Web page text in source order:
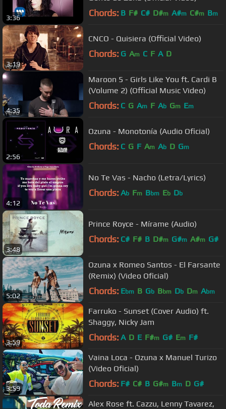
3:36 Chords: B F# C# D#m A#m C#m Bm
3:19
CNCO - Quisiera (Official Video)
Chords: G Am C F A D
4:35
Maroon 5 - Girls Like You ft. Cardi B
(Volume 2) (Official Music Video)
Chords: C G Am F Ab Gm Em
2:56
Ozuna - Monotonía (Audio Oficial)
Chords: C G F Am Ab D Gm
4:12
No Te Vas - Nacho (Letra/Lyrics)
Chords: Ab Fm Bbm Eb Db
3:48
Prince Royce - Mírame (Audio)
Chords: C# F# B D#m G#m A#m G#
5:02
Ozuna x Romeo Santos - El Farsante
(Remix) (Video Oficial)
Chords: Ebm B Gb Bbm Db Dm Abm
3:59
Farruko - Sunset (Cover Audio) ft.
Shaggy, Nicky Jam
Chords: A D E F#m G# Em F#
3:59
Vaina Loca - Ozuna x Manuel Turizo
(Video Oficial)
Chords: F# C# B G#m Bm D G#
Alex Rose ft. Cazzu, Lenny Tavarez,